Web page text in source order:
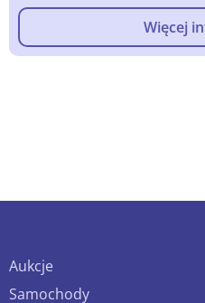
Więcej
Aukcje
Samochody